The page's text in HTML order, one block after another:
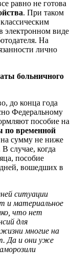
равно не готова
. При таком
электронном виде
На
лично
больничного
до конца года
Федеральному
пособие на
по временной
на сумму не ниже
случае, когда
пособие
вошедших в
ситуации
и материальное
что нет
для
многие на
Да и они уже